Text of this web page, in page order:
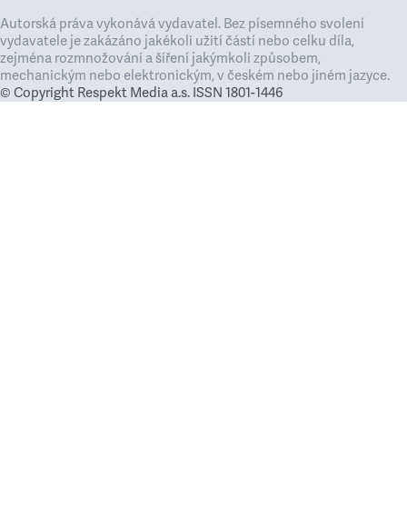
Autorská práva vykonává vydavatel. Bez písemného svolení
vydavatele je zakázáno jakékoli užití částí nebo celku díla,
zejména rozmnožování a šíření jakýmkoli způsobem,
mechanickým nebo elektronickým, v českém nebo jiném jazyce.
© Copyright Respekt Media a.s. ISSN 1801-1446